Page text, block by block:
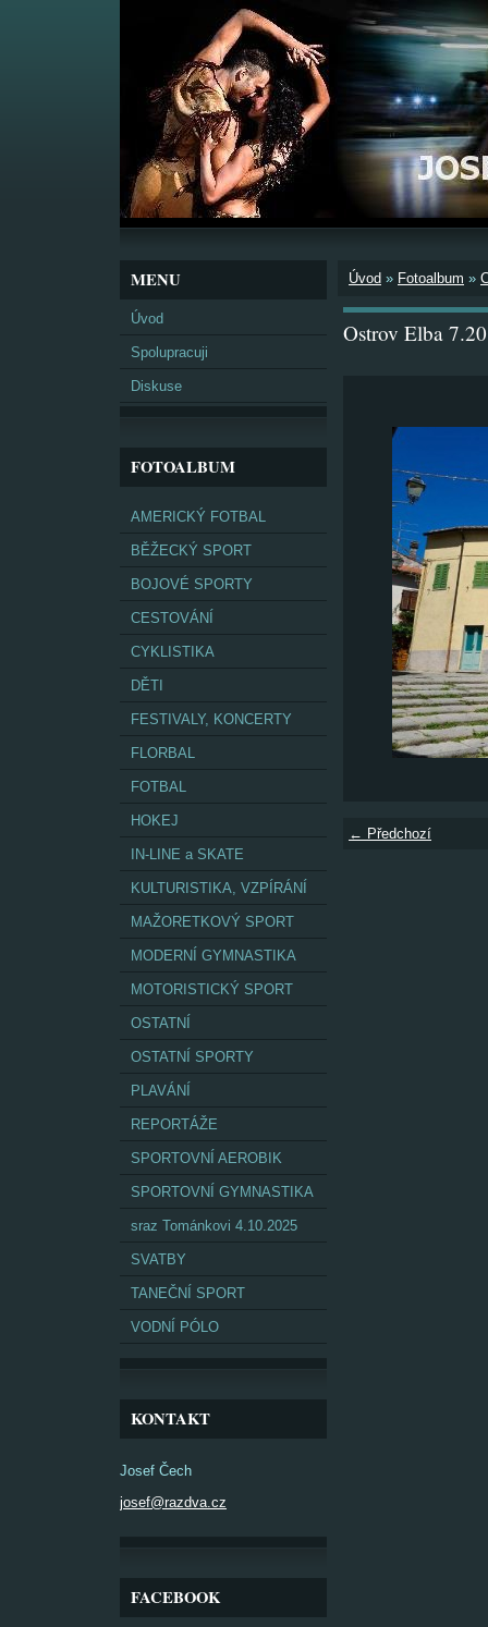
MENU
Úvod
Spolupracuji
Diskuse
FOTOALBUM
AMERICKÝ FOTBAL
BĚŽECKÝ SPORT
BOJOVÉ SPORTY
CESTOVÁNÍ
CYKLISTIKA
DĚTI
FESTIVALY, KONCERTY
FLORBAL
FOTBAL
HOKEJ
IN-LINE a SKATE
KULTURISTIKA, VZPÍRÁNÍ
MAŽORETKOVÝ SPORT
MODERNÍ GYMNASTIKA
MOTORISTICKÝ SPORT
OSTATNÍ
OSTATNÍ SPORTY
PLAVÁNÍ
REPORTÁŽE
SPORTOVNÍ AEROBIK
SPORTOVNÍ GYMNASTIKA
sraz Tománkovi 4.10.2025
SVATBY
TANEČNÍ SPORT
VODNÍ PÓLO
KONTAKT
Josef Čech
josef@razdva.cz
FACEBOOK
Úvod » Fotoalbum »
Ostrov Elba
← Předchozí